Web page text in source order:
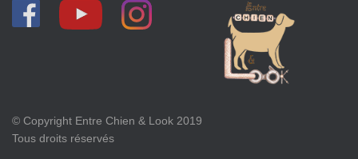
© Copyright Entre Chien & Look 2019
Tous droits réservés